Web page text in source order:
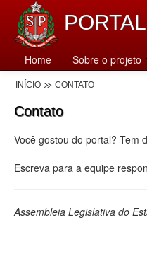
Home Sobre o projeto
INÍCIO CONTATO
Contato
Você gostou do portal? Tem
Escreva para a equipe
Assembleia Legislativa do